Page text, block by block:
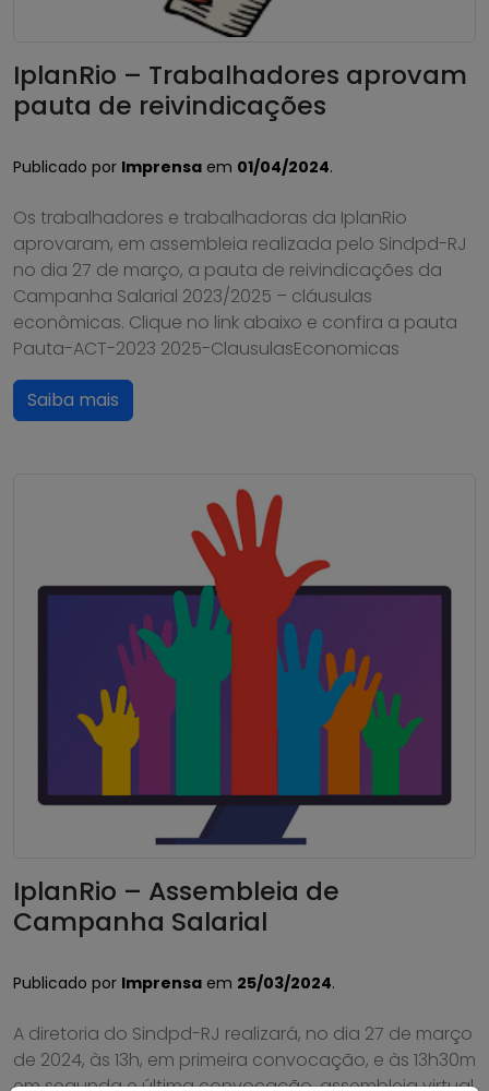
IplanRio – Trabalhadores aprovam
pauta de reivindicações
Publicado por Imprensa em 01/04/2024.
Os trabalhadores e trabalhadoras da IplanRio
aprovaram, em assembleia realizada pelo Sindpd-RJ
no dia 27 de março, a pauta de reivindicações da
Campanha Salarial 2023/2025 – cláusulas
econômicas. Clique no link abaixo e confira a pauta
Pauta-ACT-2023 2025-ClausulasEconomicas
Saiba mais
IplanRio – Assembleia de
Campanha Salarial
Publicado por Imprensa em 25/03/2024.
A diretoria do Sindpd-RJ realizará, no dia 27 de março
de 2024, às 13h, em primeira convocação, e às 13h30m